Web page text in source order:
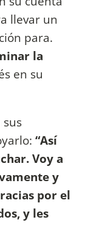
llevar un
para.
la
en su
“Así
Voy a
y
por el
y les